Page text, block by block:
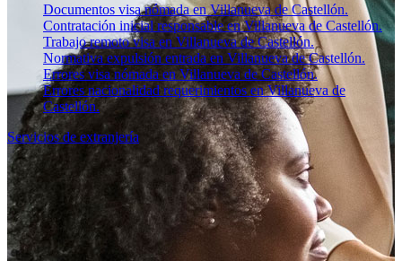
Documentos visa nómada en Villanueva de Castellón.
Contratación inicial responsable en Villanueva de Castellón.
Trabajo remoto visa en Villanueva de Castellón.
Normativa expulsión entrada en Villanueva de Castellón.
Errores visa nómada en Villanueva de Castellón.
Errores nacionalidad requerimientos en Villanueva de
Castellón.
Servicios de extranjería